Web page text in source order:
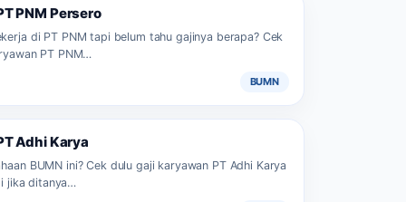
PNM Persero
di PT PNM tapi belum tahu gajinya berapa? Cek
PT PNM…
BUMN
Adhi Karya
BUMN ini? Cek dulu gaji karyawan PT Adhi Karya
jika ditanya…